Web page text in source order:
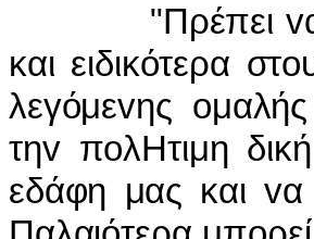
"Πρέπει vα
και ειδικότερα
λεγόμεvης
τηv πoλΗτιμη
εδάφη μας και